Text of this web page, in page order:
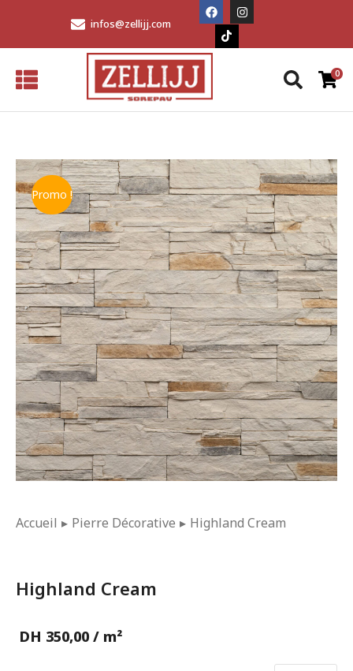
infos@zellijj.com
Promo !
Vous êtes ici :
Accueil Pierre Décorative Highland Cream
Highland Cream
DH 350,00 / m²